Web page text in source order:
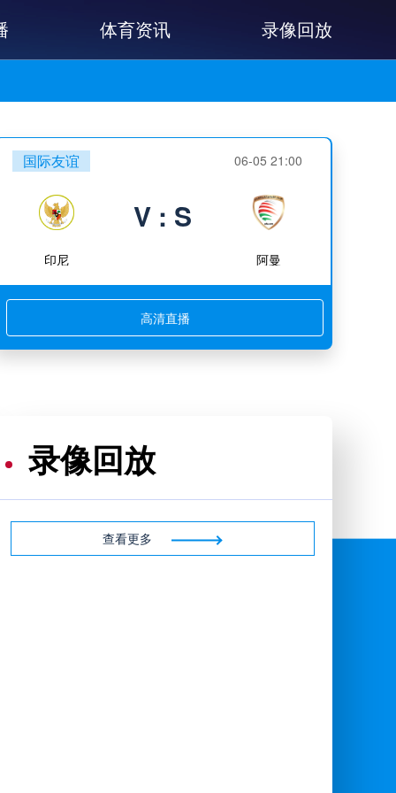
体育资讯 录像回放
国际友谊 06-05 21:00
印尼
V : S
阿曼
高清直播
录像回放
查看更多